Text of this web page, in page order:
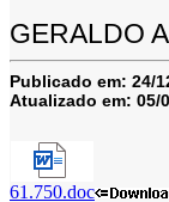
GERALDO
Publicado em: 24/
Atualizado em: 05/
61.750.doc